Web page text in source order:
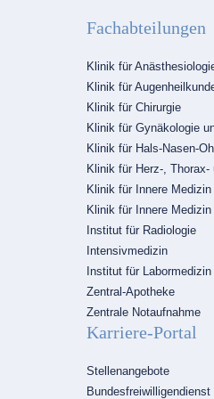
Fachabteilungen
Navigation
überspringen
Klinik für
Klinik für
Klinik für Chirurgie
Klinik für Gynäkologie
Klinik für Hals-Nasen-
Klinik für Herz-,
Klinik für Innere Medizin I
Klinik für Innere Medizin
Institut für Radiologie
Intensivmedizin
Institut für Labormedizin
Zentral-Apotheke
Zentrale Notaufnahme
Karriere-Portal
Navigation
überspringen
Stellenangebote
Bundesfreiwilligendienst